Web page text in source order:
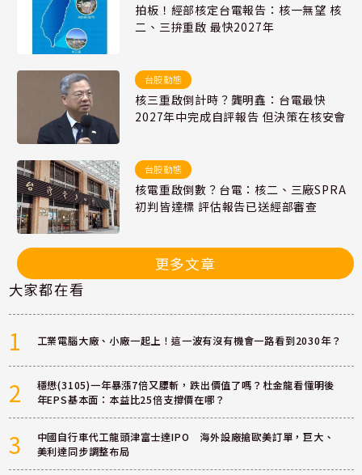
拍板！經部核定台電報告：核一無望 核
二、三拚重啟 最快2027年
台股動態
核三重啟倒計時？龔明鑫：台電最快
2027年中完成自評報告 但決策在核安會
台股動態
核電重啟倒數？台電：核二、三廠SPRA
初判皆達標 評估報告已送經部審查
更多文章
大家都在看
1 工業電腦大廠、小廠一起上！這一波有沒有機會一路看到2030年？
2
穩懋(3105)一年暴漲7倍又腰斬，跌出價值了嗎？杜金龍看懂明後
年EPS基本面：本益比25倍支撐價在哪？
3
中國自行車代工龍頭津富士達IPO 海外設廠搶歐美訂單，巨大、
美利達同步調整布局